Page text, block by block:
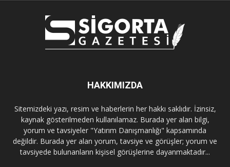
HAKKIMIZDA
Sitemizdeki yazı, resim ve haberlerin her hakkı saklıdır. İzinsiz,
kaynak gösterilmeden kullanılamaz. Burada yer alan bilgi,
yorum ve tavsiyeler "Yatırım Danışmanlığı" kapsamında
değildir. Burada yer alan yorum, tavsiye ve görüşler; yorum ve
tavsiyede bulunanların kişisel görüşlerine dayanmaktadır...